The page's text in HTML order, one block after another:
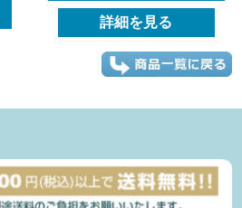
詳細を見る